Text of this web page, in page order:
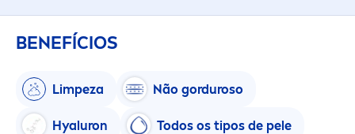
BENEFÍCIOS
Limpeza Não gorduroso
Hyaluron Todos os tipos de pele